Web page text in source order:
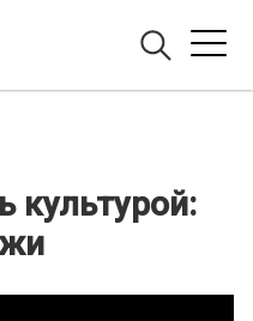
культурой: